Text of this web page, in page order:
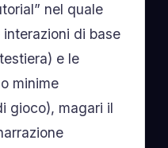
nel quale
di base
e le
minime
gioco), magari il